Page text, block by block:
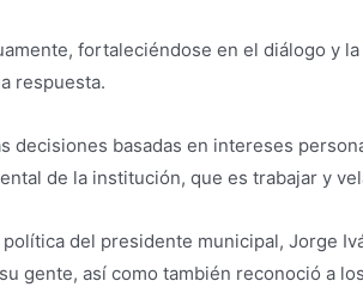
fortaleciéndose en el diálogo y
respuesta.
decisiones basadas en intereses
de la institución, que es trabajar y
del presidente municipal, Jorge
gente, así como también reconoció a